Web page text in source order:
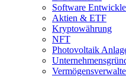
Software
Aktien & ETF
Kryptowährung
NFT
Photovoltaik